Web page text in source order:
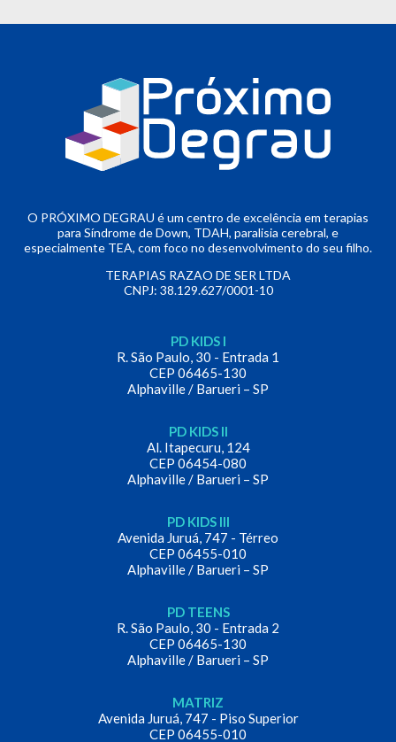
O PRÓXIMO DEGRAU é um centro de excelência em terapias
para Síndrome de Down, TDAH, paralisia cerebral, e
especialmente TEA, com foco no desenvolvimento do seu filho.
TERAPIAS RAZAO DE SER LTDA
CNPJ: 38.129.627/0001-10
PD KIDS I
R. São Paulo, 30 - Entrada 1
CEP 06465-130
Alphaville / Barueri – SP
PD KIDS II
Al. Itapecuru, 124
CEP 06454-080
Alphaville / Barueri – SP
PD KIDS III
Avenida Juruá, 747 - Térreo
CEP 06455-010
Alphaville / Barueri – SP
PD TEENS
R. São Paulo, 30 - Entrada 2
CEP 06465-130
Alphaville / Barueri – SP
MATRIZ
Avenida Juruá, 747 - Piso Superior
CEP 06455-010